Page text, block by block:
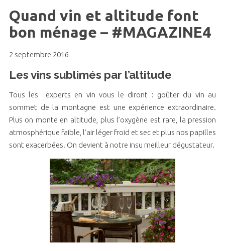
Quand vin et altitude font
bon ménage – #MAGAZINE4
2 septembre 2016
Les vins sublimés par l’altitude
Tous les experts en vin vous le diront : goûter du vin au
sommet de la montagne est une expérience extraordinaire.
Plus on monte en altitude, plus l’oxygène est rare, la pression
atmosphérique faible, l’air léger froid et sec et plus nos papilles
sont exacerbées. On devient à notre insu meilleur dégustateur.